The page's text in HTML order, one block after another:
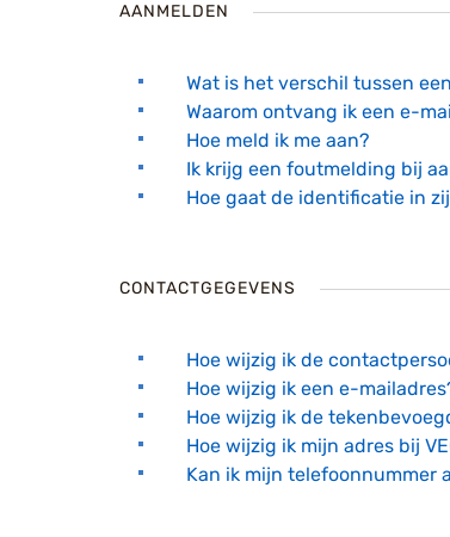
AANMELDEN
Wat is het verschil tussen
Waarom ontvang ik een e-
Hoe meld ik me aan?
Ik krijg een foutmelding bij
Hoe gaat de identificatie in
CONTACTGEGEVENS
Hoe wijzig ik de
Hoe wijzig ik een e-
Hoe wijzig ik de
Hoe wijzig ik mijn adres bij
Kan ik mijn telefoonnummer